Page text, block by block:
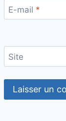
E-mail *
Site